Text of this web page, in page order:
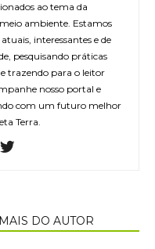
ao tema da
ambiente. Estamos
interessantes e de
pesquisando práticas
trazendo para o leitor
nosso portal e
com um futuro melhor
Terra.
MAIS DO AUTOR